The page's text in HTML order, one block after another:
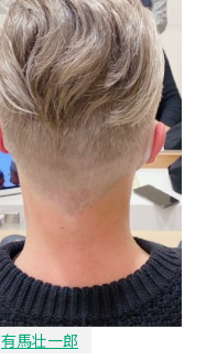
有馬壮一郎